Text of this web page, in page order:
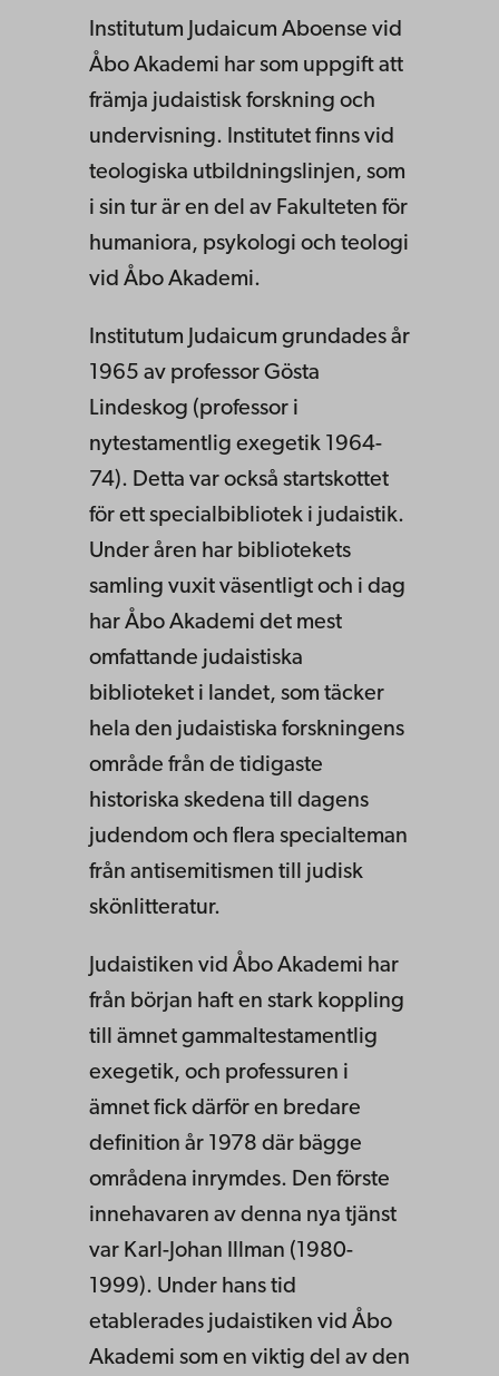
Institutum Judaicum Aboense vid
Åbo Akademi har som uppgift att
främja judaistisk forskning och
undervisning. Institutet finns vid
teologiska utbildningslinjen, som
i sin tur är en del av Fakulteten för
humaniora, psykologi och teologi
vid Åbo Akademi.
Institutum Judaicum grundades år
1965 av professor Gösta
Lindeskog (professor i
nytestamentlig exegetik 1964-
74). Detta var också startskottet
för ett specialbibliotek i judaistik.
Under åren har bibliotekets
samling vuxit väsentligt och i dag
har Åbo Akademi det mest
omfattande judaistiska
biblioteket i landet, som täcker
hela den judaistiska forskningens
område från de tidigaste
historiska skedena till dagens
judendom och flera specialteman
från antisemitismen till judisk
skönlitteratur.
Judaistiken vid Åbo Akademi har
från början haft en stark koppling
till ämnet gammaltestamentlig
exegetik, och professuren i
ämnet fick därför en bredare
definition år 1978 där bägge
områdena inrymdes. Den förste
innehavaren av denna nya tjänst
var Karl-Johan Illman (1980-
1999). Under hans tid
etablerades judaistiken vid Åbo
Akademi som en viktig del av den